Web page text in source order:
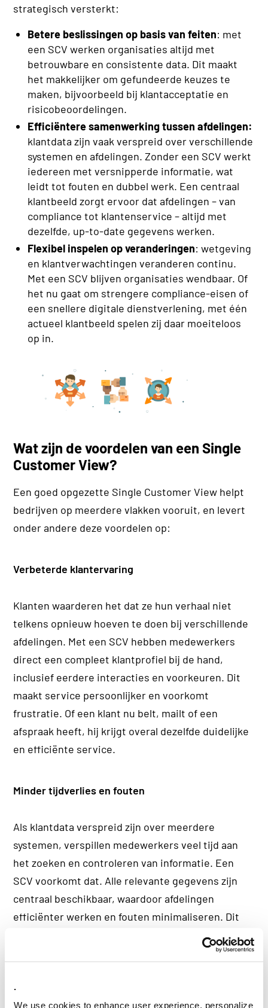
.
We use cookies to enhance user experience, personalize
strategisch versterkt:
Betere beslissingen op basis van feiten: met
een SCV werken organisaties altijd met
betrouwbare en consistente data. Dit maakt
het makkelijker om gefundeerde keuzes te
maken, bijvoorbeeld bij klantacceptatie en
risicobeoordelingen.
Efficiëntere samenwerking tussen afdelingen:
klantdata zijn vaak verspreid over verschillende
systemen en afdelingen. Zonder een SCV werkt
iedereen met versnipperde informatie, wat
leidt tot fouten en dubbel werk. Een centraal
klantbeeld zorgt ervoor dat afdelingen – van
compliance tot klantenservice – altijd met
dezelfde, up-to-date gegevens werken.
Flexibel inspelen op veranderingen: wetgeving
en klantverwachtingen veranderen continu.
Met een SCV blijven organisaties wendbaar. Of
het nu gaat om strengere compliance-eisen of
een snellere digitale dienstverlening, met één
actueel klantbeeld spelen zij daar moeiteloos
op in.
Wat zijn de voordelen van een Single
Customer View?
Een goed opgezette Single Customer View helpt
bedrijven op meerdere vlakken vooruit, en levert
onder andere deze voordelen op:
Verbeterde klantervaring
Klanten waarderen het dat ze hun verhaal niet
telkens opnieuw hoeven te doen bij verschillende
afdelingen. Met een SCV hebben medewerkers
direct een compleet klantprofiel bij de hand,
inclusief eerdere interacties en voorkeuren. Dit
maakt service persoonlijker en voorkomt
frustratie. Of een klant nu belt, mailt of een
afspraak heeft, hij krijgt overal dezelfde duidelijke
en efficiënte service.
Minder tijdverlies en fouten
Als klantdata verspreid zijn over meerdere
systemen, verspillen medewerkers veel tijd aan
het zoeken en controleren van informatie. Een
SCV voorkomt dat. Alle relevante gegevens zijn
centraal beschikbaar, waardoor afdelingen
efficiënter werken en fouten minimaliseren. Dit
verlaagt operationele kosten en verhoogt de
Betere compliance en voldoen aan regelgeving